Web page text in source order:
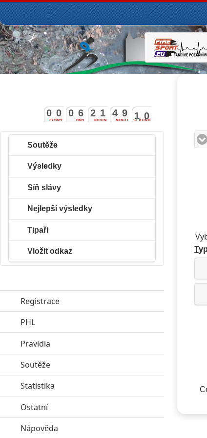
T
TÝDNY
0 0
DNY
0 6
HODIN
2 1
MINUT
4 9
SEKUND
0
1
9
0
Soutěže
Výsledky
Síň slávy
Nejlepší výsledky
Tipaři
Vložit odkaz
Registrace
PHL
Pravidla
Soutěže
Statistika
Ostatníclick to expand contents
Nápověda